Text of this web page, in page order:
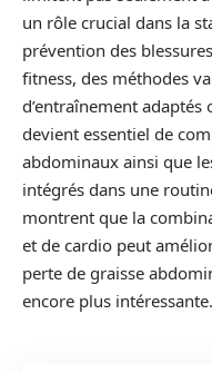
un rôle crucial dans la
prévention des
fitness, des méthodes
d’entraînement adaptés
devient essentiel de
abdominaux ainsi que
intégrés dans une
montrent que la
et de cardio peut
perte de graisse
encore plus intéressante.